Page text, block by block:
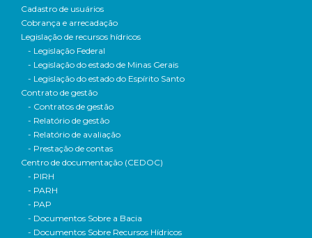
Cadastro de usuários
Cobrança e arrecadação
Legislação de recursos hídricos
- Legislação Federal
- Legislação do estado de Minas Gerais
- Legislação do estado do Espírito Santo
Contrato de gestão
- Contratos de gestão
- Relatório de gestão
- Relatório de avaliação
- Prestação de contas
Centro de documentação (CEDOC)
- PIRH
- PARH
- PAP
- Documentos Sobre a Bacia
- Documentos Sobre Recursos Hídricos